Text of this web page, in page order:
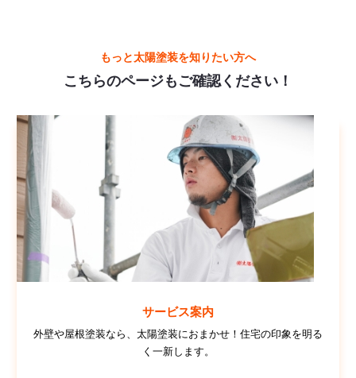
もっと太陽塗装を知りたい方へ
こちらのページもご確認ください！
サービス案内
外壁や屋根塗装なら、太陽塗装におまかせ！住宅の印象を明る
く一新します。